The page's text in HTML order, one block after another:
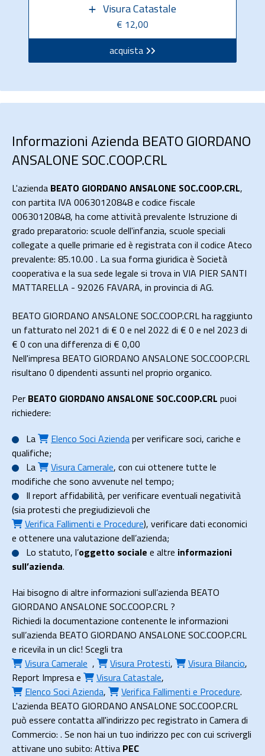
Visura Catastale
€ 12,00
acquista
Informazioni Azienda BEATO GIORDANO
ANSALONE SOC.COOP.CRL
L'azienda BEATO GIORDANO ANSALONE SOC.COOP.CRL,
con partita IVA 00630120848 e codice fiscale
00630120848, ha come attività prevalente Istruzione di
grado preparatorio: scuole dell'infanzia, scuole speciali
collegate a quelle primarie ed è registrata con il codice Ateco
prevalente: 85.10.00 . La sua forma giuridica è Società
cooperativa e la sua sede legale si trova in VIA PIER SANTI
MATTARELLA - 92026 FAVARA, in provincia di AG.
BEATO GIORDANO ANSALONE SOC.COOP.CRL ha raggiunto
un fatturato nel 2021 di € 0 e nel 2022 di € 0 e nel 2023 di
€ 0 con una differenza di € 0,00
Nell'impresa BEATO GIORDANO ANSALONE SOC.COOP.CRL
risultano 0 dipendenti assunti nel proprio organico.
Per BEATO GIORDANO ANSALONE SOC.COOP.CRL puoi
richiedere:
La
Elenco Soci Aziendaper verificare soci, cariche e
qualifiche;
La
Visura Camerale, con cui ottenere tutte le
modifiche che sono avvenute nel tempo;
Il report affidabilità, per verificare eventuali negatività
(sia protesti che pregiudizievoli che
Verifica Fallimenti e Procedure), verificare dati economici
e ottenere una valutazione dell’azienda;
Lo statuto, l’oggetto sociale e altre informazioni
sull’azienda.
Hai bisogno di altre informazioni sull’azienda BEATO
GIORDANO ANSALONE SOC.COOP.CRL ?
Richiedi la documentazione contenente le informazioni
sull’azienda BEATO GIORDANO ANSALONE SOC.COOP.CRL
e ricevila in un clic! Scegli tra
Visura Camerale , Visura Protesti, Visura Bilancio,
Report Impresae Visura Catastale,
Elenco Soci Azienda, Verifica Fallimenti e Procedure.
L'azienda BEATO GIORDANO ANSALONE SOC.COOP.CRL
può essere contatta all'indirizzo pec registrato in Camera di
Commercio: . Se non hai un tuo indirizzo pec con cui scrivergli
attivane uno subito: Attiva PEC